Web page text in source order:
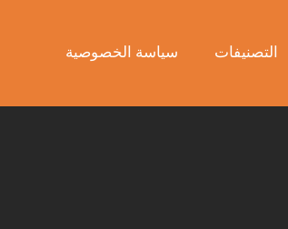
التصنيفات سياسة الخصوصية